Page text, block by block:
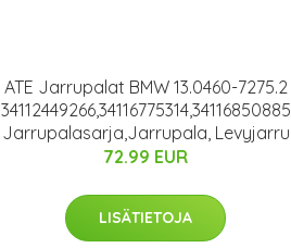
ATE Jarrupalat BMW 13.0460-7275.2
34112449266,34116775314,34116850885
Jarrupalasarja,Jarrupala, Levyjarru
72.99 EUR
LISÄTIETOJA